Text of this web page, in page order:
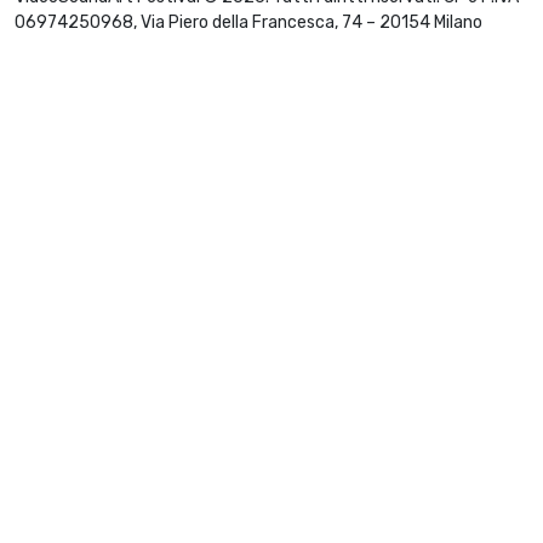
06974250968, Via Piero della Francesca, 74 – 20154 Milano